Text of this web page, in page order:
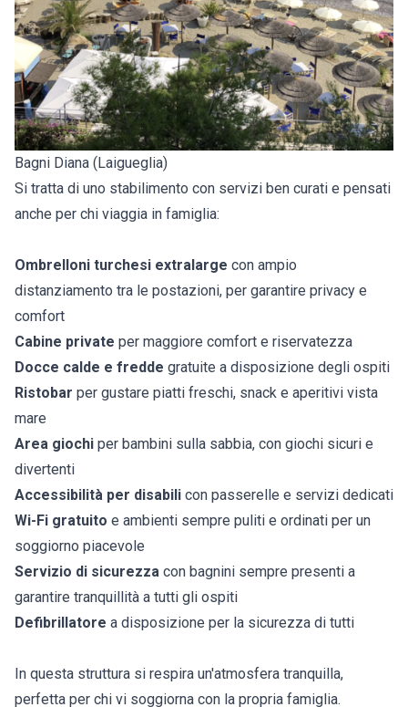
Bagni Diana (Laigueglia)
Si tratta di uno stabilimento con servizi ben curati e pensati
anche per chi viaggia in famiglia:
Ombrelloni turchesi extralarge con ampio
distanziamento tra le postazioni, per garantire privacy e
comfort
Cabine private per maggiore comfort e riservatezza
Docce calde e fredde gratuite a disposizione degli ospiti
Ristobar per gustare piatti freschi, snack e aperitivi vista
mare
Area giochi per bambini sulla sabbia, con giochi sicuri e
divertenti
Accessibilità per disabili con passerelle e servizi dedicati
Wi-Fi gratuito e ambienti sempre puliti e ordinati per un
soggiorno piacevole
Servizio di sicurezza con bagnini sempre presenti a
garantire tranquillità a tutti gli ospiti
Defibrillatore a disposizione per la sicurezza di tutti
In questa struttura si respira un'atmosfera tranquilla,
perfetta per chi vi soggiorna con la propria famiglia.